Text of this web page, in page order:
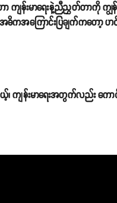
းဟာ ကျန်းမာရေးနဲ့ညီညွှတ်တာကို
ဓိကအကြောင်းပြချက်ကတော့ ဟ
၊ ကျန်းမာရေးအတွက်လည်း က